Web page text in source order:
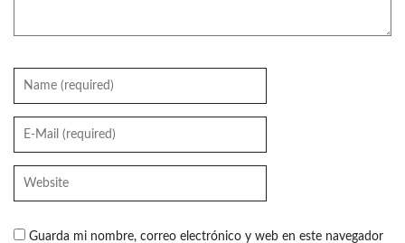
Guarda mi nombre, correo electrónico y web en este navegador